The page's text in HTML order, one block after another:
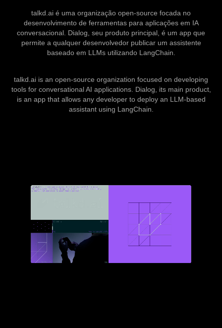
talkd.ai é uma organização open-source focada no
desenvolvimento de ferramentas para aplicações em IA
conversacional. Dialog , seu produto principal, é um app que
permite a qualquer desenvolvedor publicar um assistente
baseado em LLMs utilizando LangChain.
talkd.ai is an open-source organization focused on developing
tools for conversational AI applications. Dialog , its main product,
is an app that allows any developer to deploy an LLM-based
assistant using LangChain.